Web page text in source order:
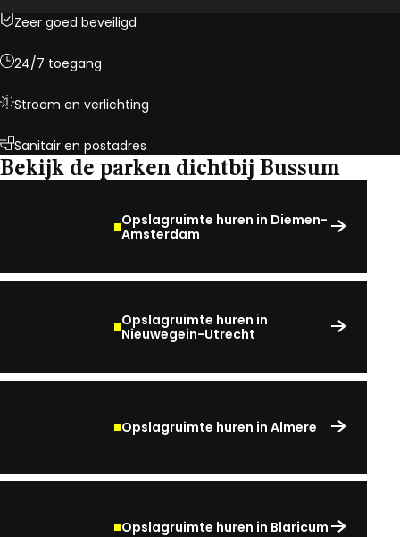
Zeer goed beveiligd
24/7 toegang
Stroom en verlichting
Sanitair en postadres
Bekijk de parken dichtbij Bussum
Opslagruimte huren in Diemen-
Amsterdam
Opslagruimte huren in
Nieuwegein-Utrecht
Opslagruimte huren in Almere
Opslagruimte huren in Blaricum